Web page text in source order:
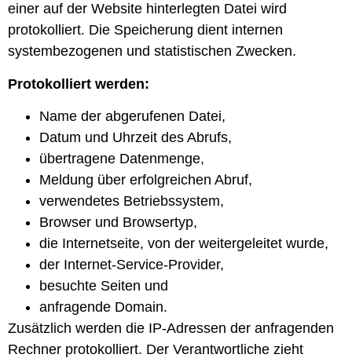
einer auf der Website hinterlegten Datei wird
protokolliert. Die Speicherung dient internen
systembezogenen und statistischen Zwecken.
Protokolliert werden:
Name der abgerufenen Datei,
Datum und Uhrzeit des Abrufs,
übertragene Datenmenge,
Meldung über erfolgreichen Abruf,
verwendetes Betriebssystem,
Browser und Browsertyp,
die Internetseite, von der weitergeleitet wurde,
der Internet-Service-Provider,
besuchte Seiten und
anfragende Domain.
Zusätzlich werden die IP-Adressen der anfragenden
Rechner protokolliert. Der Verantwortliche zieht